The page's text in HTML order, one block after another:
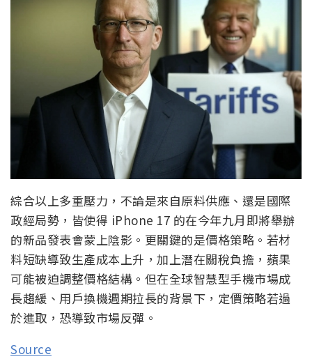
綜合以上多重壓力，不論是來自原料供應、還是國際
政經局勢，皆使得 iPhone 17 的在今年九月即將舉辦
的新品發表會蒙上陰影。更關鍵的是價格策略。若材
料短缺導致生產成本上升，加上潛在關稅負擔，蘋果
可能被迫調整價格結構。但在全球智慧型手機市場成
長趨緩、用戶換機週期拉長的背景下，定價策略若過
於進取，恐導致市場反彈。
Source